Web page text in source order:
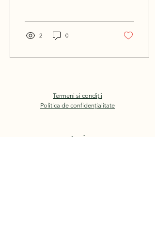
2 0
Termeni si condiții
Politica de confidențialitate
Acasă